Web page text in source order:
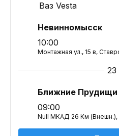
Ваз Vesta
Невинномысск
10:00
Монтажная ул., 15 в,
23
Ближние Прудищи
09:00
Null МКАД 26 Км (Внешн.),